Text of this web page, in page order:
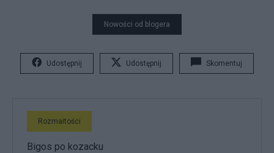
Nowości od blogera
Udostępnij Udostępnij Skomentuj
Rozmaitości
Bigos po kozacku